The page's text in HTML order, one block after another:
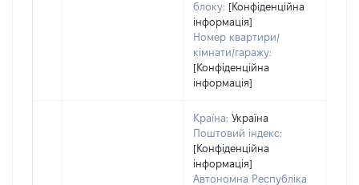
блоку: [Конфіденційна
інформація]
Номер квартири/
кімнати/гаражу:
[Конфіденційна
інформація]
Країна: Україна
Поштовий індекс:
[Конфіденційна
інформація]
Автономна Республіка